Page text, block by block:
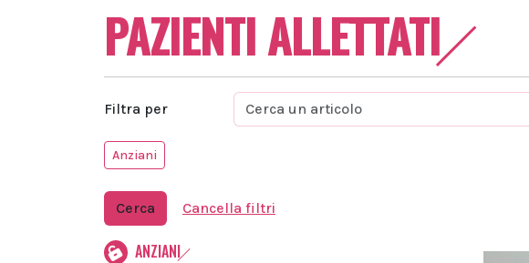
PAZIENTI ALLETTATI
Filtra per
Anziani
Cerca Cancella filtri
ANZIANI